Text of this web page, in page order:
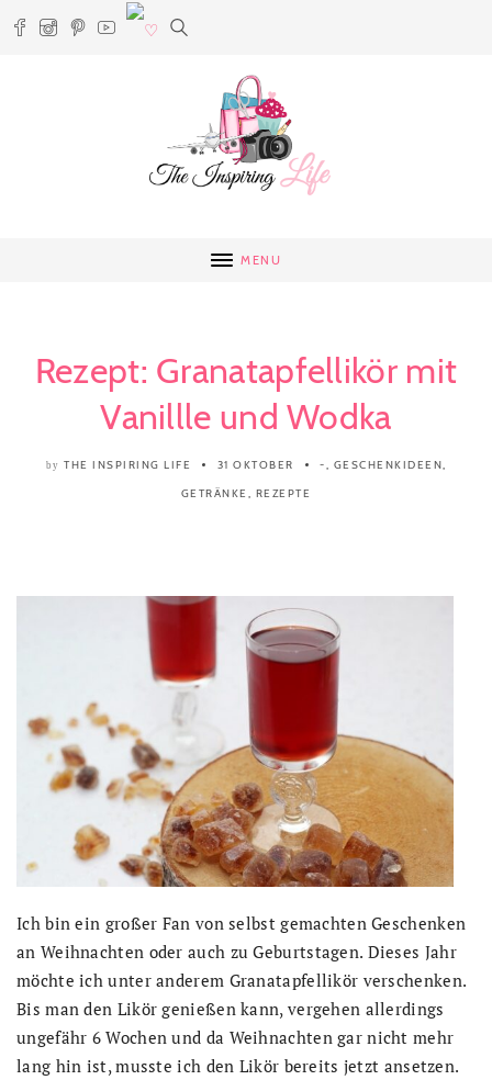
MENU
Rezept: Granatapfellikör mit
Vanillle und Wodka
by THE INSPIRING LIFE 31 OKTOBER -, GESCHENKIDEEN,
GETRÄNKE , REZEPTE
Ich bin ein großer Fan von selbst gemachten Geschenken
an Weihnachten oder auch zu Geburtstagen. Dieses Jahr
möchte ich unter anderem Granatapfellikör verschenken.
Bis man den Likör genießen kann, vergehen allerdings
ungefähr 6 Wochen und da Weihnachten gar nicht mehr
lang hin ist, musste ich den Likör bereits jetzt ansetzen.